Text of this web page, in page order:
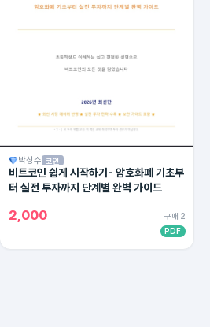
박성수 코인
비트코인 쉽게 시작하기- 암호화폐 기초부
터 실전 투자까지 단계별 완벽 가이드
2,000
구매 2
PDF